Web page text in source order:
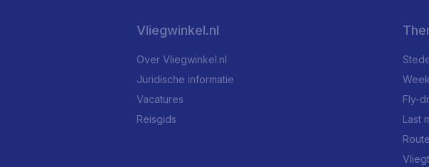
Vliegwinkel.nl
Over Vliegwinkel.nl
Juridische informatie
Vacatures
Reisgids
Fly-
Last